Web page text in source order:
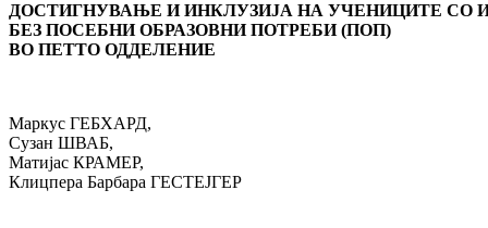
ДОСТИГНУВАЊE И ИНКЛУЗИЈА НА УЧЕНИЦИТЕ СО
БЕЗ ПОСЕБНИ ОБРАЗОВНИ ПОТРЕБИ (ПОП)
ВО ПЕТТО ОДДЕЛЕНИЕ
Маркус ГЕБХАРД,
Сузан ШВАБ,
Матијас КРАМЕР,
Клицпера Барбара ГЕСТЕЈГЕР